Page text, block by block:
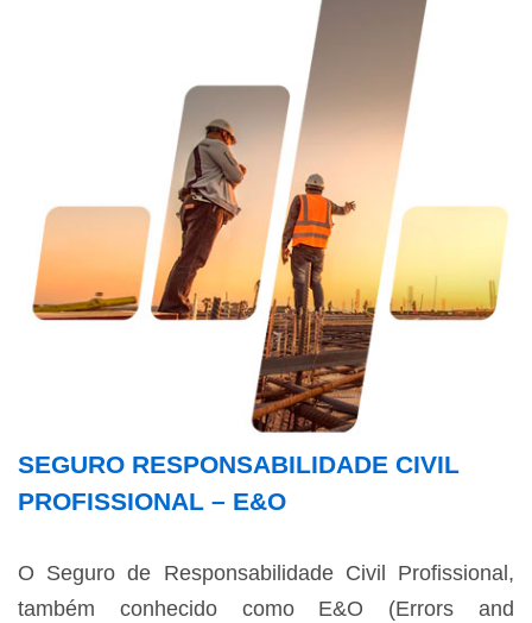
SEGURO RESPONSABILIDADE CIVIL
PROFISSIONAL – E&O
O Seguro de Responsabilidade Civil Profissional,
também conhecido como E&O (Errors and